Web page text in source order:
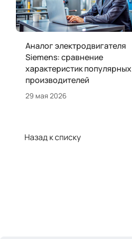
Аналог электродвигателя
Siemens: сравнение
характеристик популярных
производителей
29 мая 2026
Назад к списку